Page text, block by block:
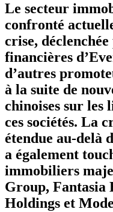
Le secteur
confronté
crise,
financières
d’autres
à la suite de
chinoises sur les
ces sociétés. La
étendue au-delà
a également
immobiliers
Group, Fantasia
Holdings et